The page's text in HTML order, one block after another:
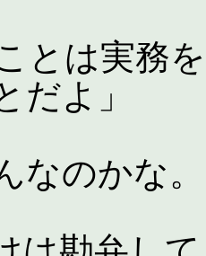
とは実務
だよ」
なのかな。